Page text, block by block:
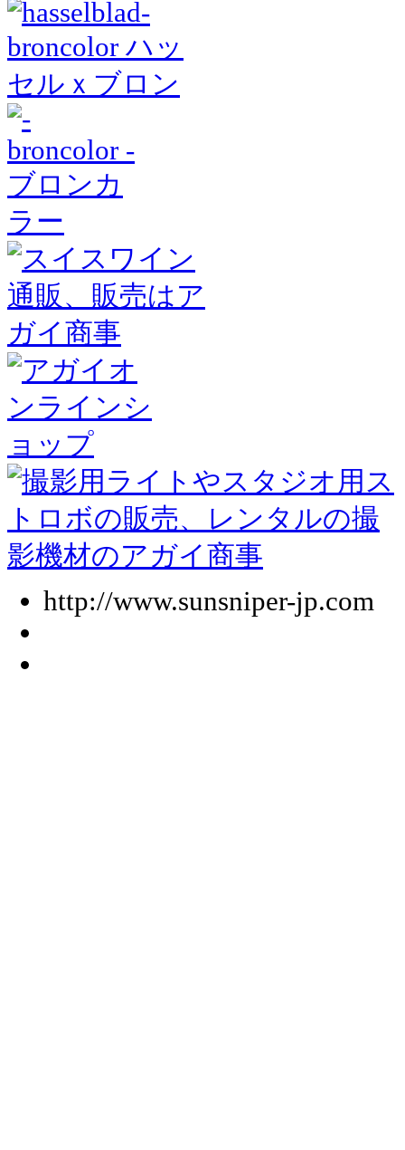
http://www.sunsniper-jp.com